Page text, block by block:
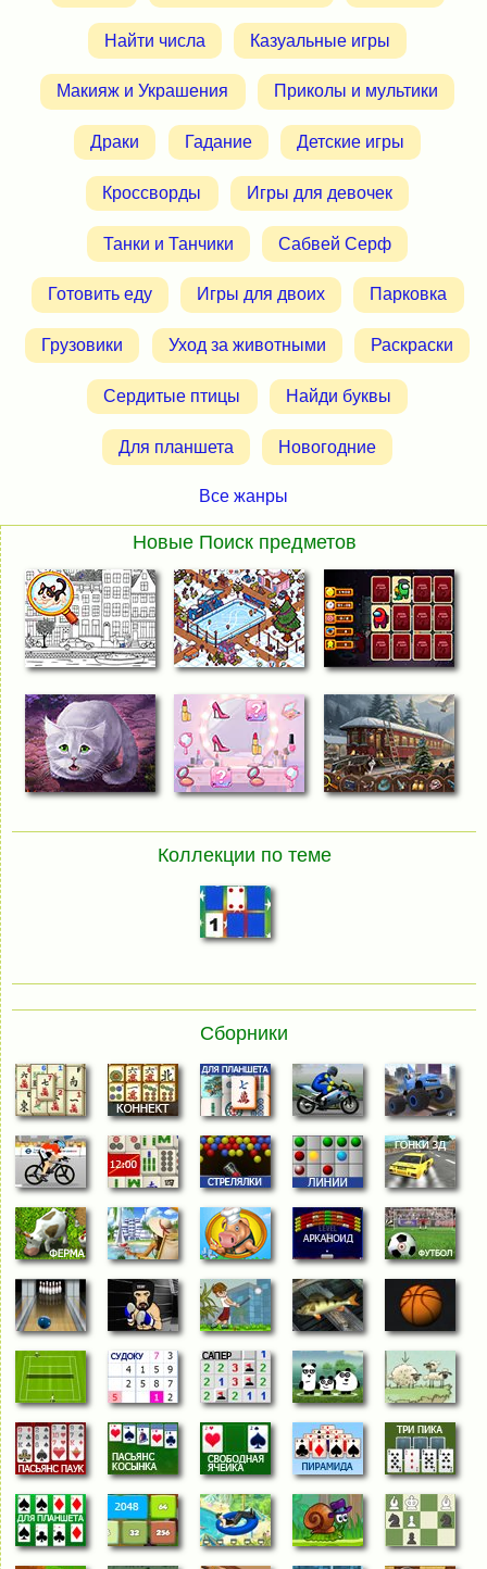
Найти числа Казуальные игры
Макияж и Украшения Приколы и мультики
Драки Гадание Детские игры
Кроссворды Игры для девочек
Танки и Танчики Сабвей Серф
Готовить еду Игры для двоих Парковка
Грузовики Уход за животными Раскраски
Сердитые птицы Найди буквы
Для планшета Новогодние
Все жанры
Новые Поиск предметов
Коллекции по теме
Сборники